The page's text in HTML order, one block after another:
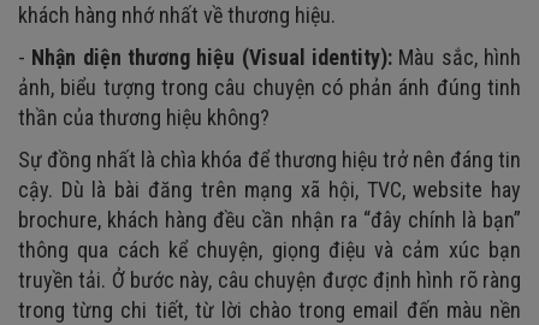
khách hàng nhớ nhất về thương hiệu.
- Nhận diện thương hiệu (Visual identity): Màu sắc, hình
ảnh, biểu tượng trong câu chuyện có phản ánh đúng tinh
thần của thương hiệu không?
Sự đồng nhất là chìa khóa để thương hiệu trở nên đáng tin
cậy. Dù là bài đăng trên mạng xã hội, TVC, website hay
brochure, khách hàng đều cần nhận ra “đây chính là bạn”
thông qua cách kể chuyện, giọng điệu và cảm xúc bạn
truyền tải. Ở bước này, câu chuyện được định hình rõ ràng
trong từng chi tiết, từ lời chào trong email đến màu nền